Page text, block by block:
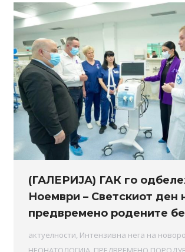
(ГАЛЕРИЈА) ГАК го
Ноември – Светскиот ден
предвремено родените
актуелности Интензивна нега на